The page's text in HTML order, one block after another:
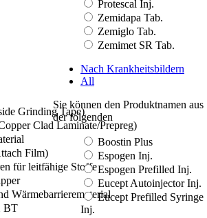
Grinding Tape)
Clad Laminate/Prepreg)
Film)
für leitfähige Stoffe
Wärmebarrierematerial
BT
Protescal Inj.
Zemidapa Tab.
Zemiglo Tab.
Zemimet SR Tab.
Nach Krankheitsbildern
All
Sie können den Produktnamen aus
der folgenden
Boostin Plus
Espogen Inj.
Espogen Prefilled Inj.
Eucept Autoinjector Inj.
Eucept Prefilled Syringe
Inj.